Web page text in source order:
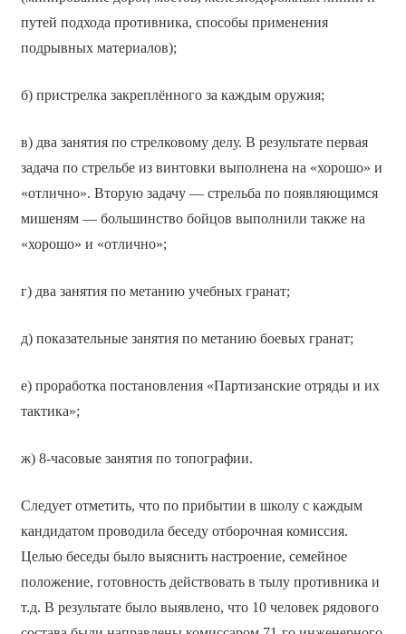
путей подхода противника, способы применения
подрывных материалов);
б) пристрелка закреплённого за каждым оружия;
в) два занятия по стрелковому делу. В результате первая
задача по стрельбе из винтовки выполнена на «хорошо» и
«отлично». Вторую задачу — стрельба по появляющимся
мишеням — большинство бойцов выполнили также на
«хорошо» и «отлично»;
г) два занятия по метанию учебных гранат;
д) показательные занятия по метанию боевых гранат;
е) проработка постановления «Партизанские отряды и их
тактика»;
ж) 8-часовые занятия по топографии.
Следует отметить, что по прибытии в школу с каждым
кандидатом проводила беседу отборочная комиссия.
Целью беседы было выяснить настроение, семейное
положение, готовность действовать в тылу противника и
т.д. В результате было выявлено, что 10 человек рядового